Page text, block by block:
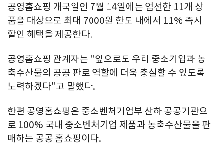
공영홈쇼핑 개국일인 7월 14일에는 엄선한 11개 상
품을 대상으로 최대 7000원 한도 내에서 11% 즉시
할인 혜택을 제공한다.
공영홈쇼핑 관계자는 "앞으로도 우리 중소기업과 농
축수산물의 공공 판로 역할에 더욱 충실할 수 있도록
노력하겠다"고 말했다.
한편 공영홈쇼핑은 중소벤처기업부 산하 공공기관으
로 100% 국내 중소벤처기업 제품과 농축수산물을 판
매하는 공공 홈쇼핑이다.